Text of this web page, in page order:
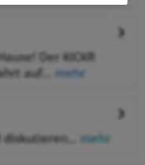
Der KICKR
auf...
mehr
mehr